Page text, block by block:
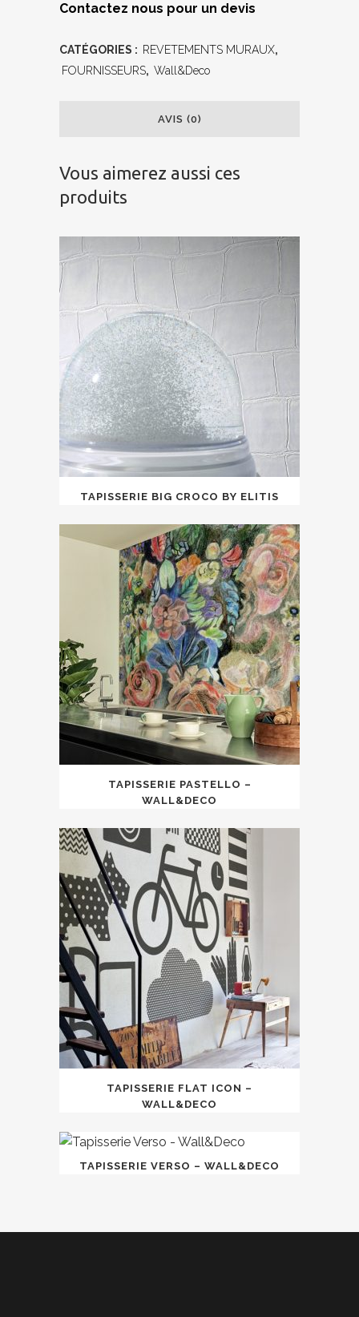
Contactez nous pour un devis
CATÉGORIES : REVETEMENTS MURAUX,
FOURNISSEURS, Wall&Deco
AVIS (0)
Vous aimerez aussi ces
produits
TAPISSERIE BIG CROCO BY ELITIS
TAPISSERIE PASTELLO –
WALL&DECO
TAPISSERIE FLAT ICON –
WALL&DECO
TAPISSERIE VERSO – WALL&DECO